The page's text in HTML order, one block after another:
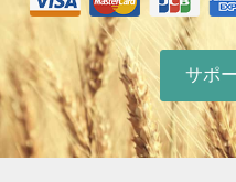
サポ